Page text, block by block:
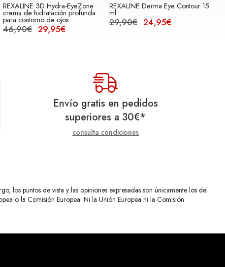
REXALINE 3D Hydra-EyeZone
crema de hidratación profunda
para contorno de ojos
46,90€ 29,95€
REXALINE Derma Eye Contour 15
ml
29,90€ 24,95€
Envío gratis en pedidos
superiores a 30€*
consulta condiciones
los puntos de vista y las opiniones expresadas son únicamente los del
o la Comisión Europea. Ni la Unión Europea ni la Comisión